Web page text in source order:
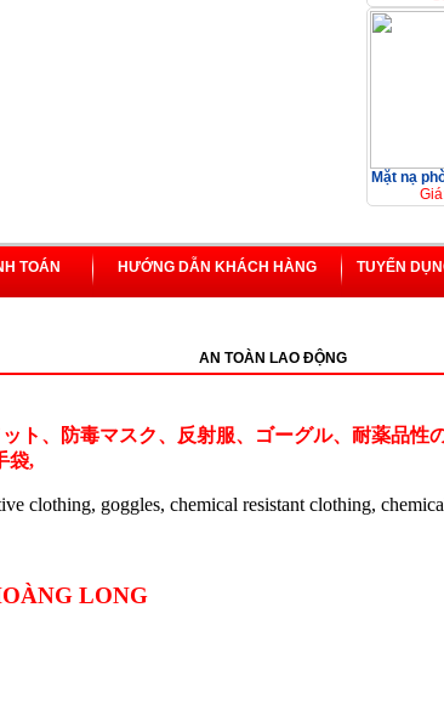
Mặt nạ
TOÁN HƯỚNG DẪN KHÁCH HÀNG TUYỂN
AN TOÀN LAO ĐỘNG
ト、防毒マスク、反射服、ゴーグル、耐薬品性
袋,
clothing, goggles, chemical resistant clothing,
LONG